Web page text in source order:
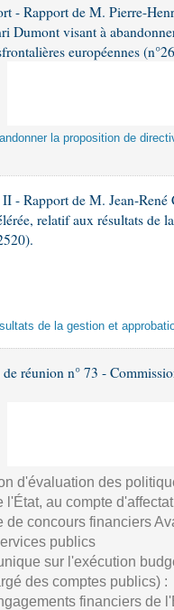
- Rapport de M. Pierre-
Dumont visant à
européennes
la proposition de
- Rapport de M. Jean-René
relatif aux résultats de
de la gestion et
réunion n° 73 -
d'évaluation des
l'État, au compte
de concours financiers
publics
sur l'exécution
des comptes publics) :
financiers de